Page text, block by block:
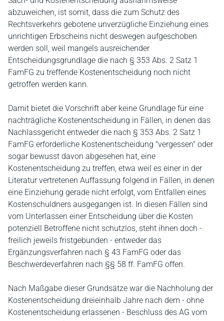
abzuweichen, ist somit, dass die zum Schutz des
Rechtsverkehrs gebotene unverzügliche Einziehung eines
unrichtigen Erbscheins nicht deswegen aufgeschoben
werden soll, weil mangels ausreichender
Entscheidungsgrundlage die nach § 353 Abs. 2 Satz 1
FamFG zu treffende Kostenentscheidung noch nicht
getroffen werden kann.
Damit bietet die Vorschrift aber keine Grundlage für eine
nachträgliche Kostenentscheidung in Fällen, in denen das
Nachlassgericht entweder die nach § 353 Abs. 2 Satz 1
FamFG erforderliche Kostenentscheidung "vergessen" oder
sogar bewusst davon abgesehen hat, eine
Kostenentscheidung zu treffen, etwa weil es einer in der
Literatur vertretenen Auffassung folgend in Fällen, in denen
eine Einziehung gerade nicht erfolgt, vom Entfallen eines
Kostenschuldners ausgegangen ist. In diesen Fällen sind
vom Unterlassen einer Entscheidung über die Kosten
potenziell Betroffene nicht schutzlos, steht ihnen doch -
freilich jeweils fristgebunden - entweder das
Ergänzungsverfahren nach § 43 FamFG oder das
Beschwerdeverfahren nach §§ 58 ff. FamFG offen.
Nach Maßgabe dieser Grundsätze war die Nachholung der
Kostenentscheidung dreieinhalb Jahre nach dem - ohne
Kostenentscheidung erlassenen - Beschluss des AG vom